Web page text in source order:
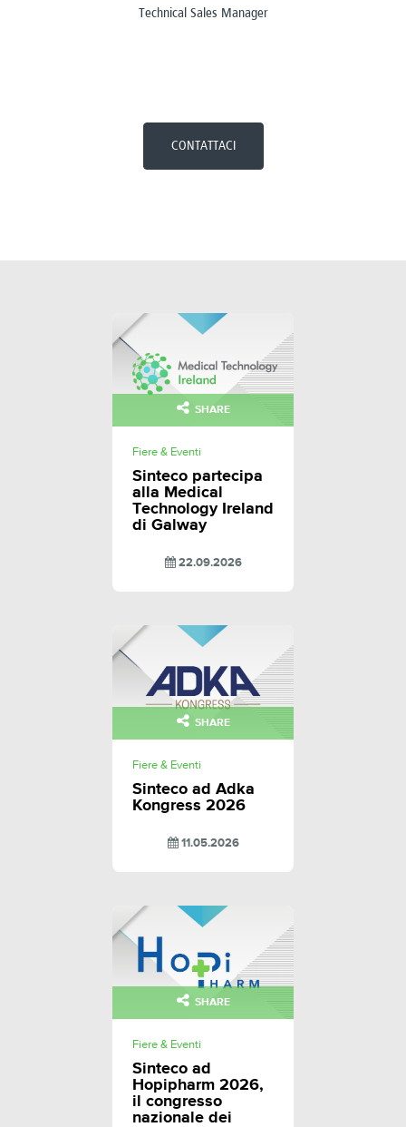
Technical Sales Manager
CONTATTACI
SHARE
Fiere & Eventi
Sinteco partecipa
alla Medical
Technology Ireland
di Galway
22.09.2026
SHARE
Fiere & Eventi
Sinteco ad Adka
Kongress 2026
11.05.2026
SHARE
Fiere & Eventi
Sinteco ad
Hopipharm 2026,
il congresso
nazionale dei